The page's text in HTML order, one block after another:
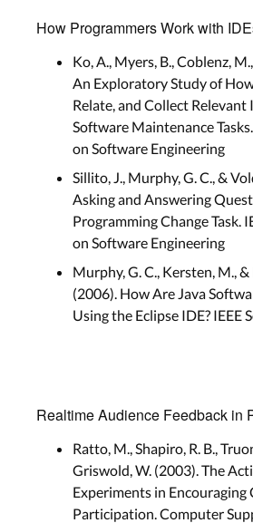
How Programmers Work with
Ko, A., Myers, B., Coblenz,
An Exploratory Study of
Relate, and Collect
Software Maintenance
on Software Engineering
Sillito, J., Murphy, G. C., &
Asking and Answering
Programming Change Task.
on Software Engineering
Murphy, G. C., Kersten, M.,
(2006). How Are Java
Using the Eclipse IDE? IEEE
Realtime Audience Feedback in
Ratto, M., Shapiro, R. B.,
Griswold, W. (2003). The
Experiments in Encouraging
Participation. Computer